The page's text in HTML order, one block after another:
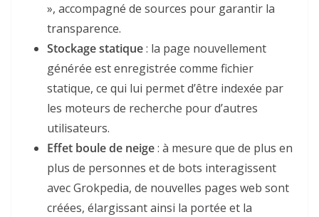
», accompagné de sources pour garantir la
transparence.
Stockage statique: la page nouvellement
générée est enregistrée comme fichier
statique, ce qui lui permet d’être indexée par
les moteurs de recherche pour d’autres
utilisateurs.
Effet boule de neige: à mesure que de plus en
plus de personnes et de bots interagissent
avec Grokpedia, de nouvelles pages web sont
créées, élargissant ainsi la portée et la